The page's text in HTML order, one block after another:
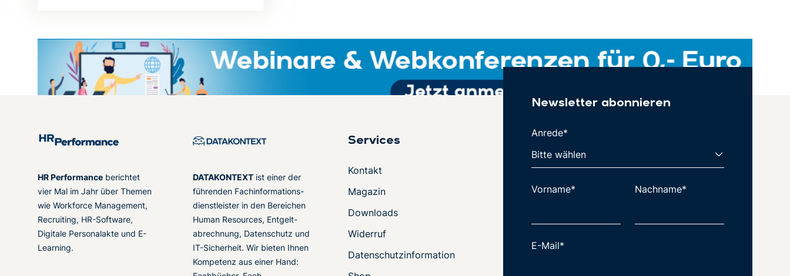
HR Performance berichtet
vier Mal im Jahr über Themen
wie Workforce Management,
Recruiting, HR-Software,
Digitale Personalakte und E-
Learning.
DATAKONTEXT ist einer der
führenden Fachinformations-
dienstleister in den Bereichen
Human Resources, Entgelt-
abrechnung, Datenschutz und
IT-Sicherheit. Wir bieten Ihnen
Kompetenz aus einer Hand:
Services
Kontakt
Magazin
Downloads
Widerruf
Datenschutzinformation
Newsletter abonnieren
Anrede*
Vorname* Nachname*
E-Mail*